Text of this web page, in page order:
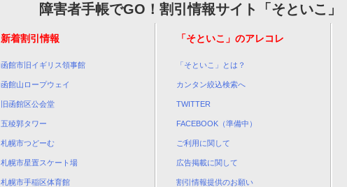
障害者手帳でGO！割引情報サイト「そといこ」
新着割引情報
函館市旧イギリス領事館
函館山ロープウェイ
旧函館区公会堂
五稜郭タワー
札幌市つどーむ
札幌市星置スケート場
札幌市手稲区体育館
「そといこ」のアレコレ
「そといこ」とは？
カンタン絞込検索へ
TWITTER
FACEBOOK（準備中）
ご利用に関して
広告掲載に関して
割引情報提供のお願い